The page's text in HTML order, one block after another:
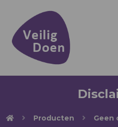
Producten Geen